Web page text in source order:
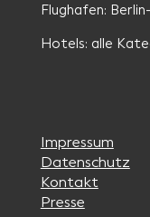
Flughafen:
Hotels: alle
Impressum
Datenschutz
Kontakt
Presse